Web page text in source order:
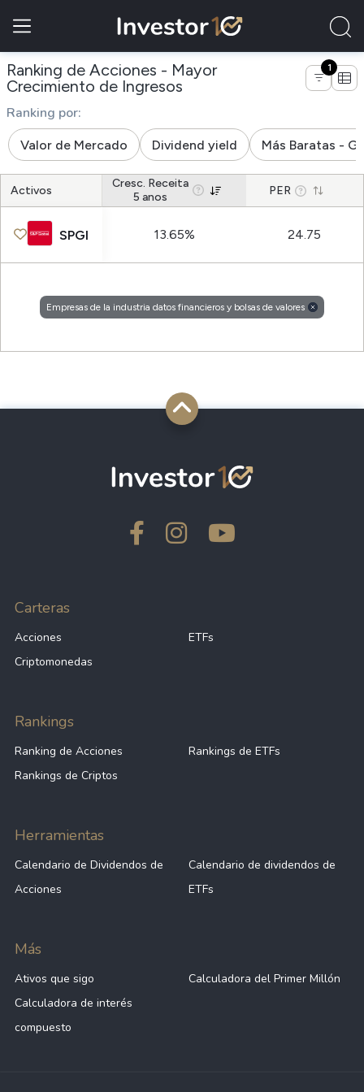
Ranking de Acciones - Mayor
Crecimiento de Ingresos de empresas de la
1
Ranking por:
Valor de Mercado Dividend yield Más Baratas -
Activos
Cresc. Receita
5 anos
PER
SPGI 13.65% 24.75
Empresas de la industria datos financieros y bolsas de valores
Carteras
Acciones
ETFs
Criptomonedas
Rankings
Ranking de Acciones
Rankings de ETFs
Rankings de Criptos
Herramientas
Calendario de Dividendos de
Acciones
Calendario de dividendos de
ETFs
Más
Ativos que sigo
Calculadora del Primer Millón
Calculadora de interés
compuesto